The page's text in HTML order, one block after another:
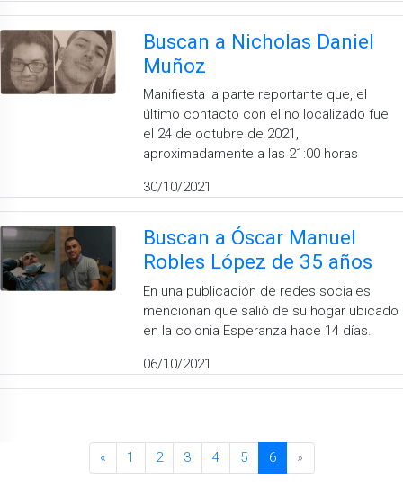
Buscan a Nicholas Daniel
Muñoz
Manifiesta la parte reportante que, el
último contacto con el no localizado fue
el 24 de octubre de 2021,
aproximadamente a las 21:00 horas
30/10/2021
Buscan a Óscar Manuel
Robles López de 35 años
En una publicación de redes sociales
mencionan que salió de su hogar ubicado
en la colonia Esperanza hace 14 días.
06/10/2021
« 1 2 3 4 5 6 »